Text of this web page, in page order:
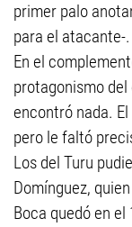
primer palo
para el atacante-.
En el
protagonismo
encontró nada.
pero le faltó
Los del Turu
Domínguez,
Boca quedó en